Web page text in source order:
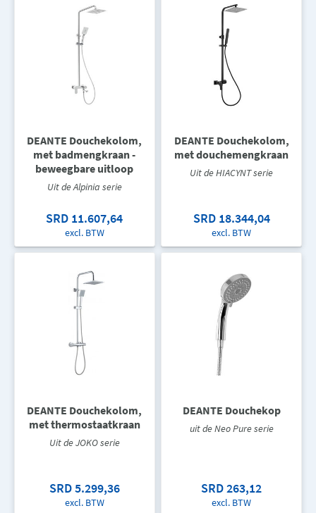
DEANTE Douchekolom,
met badmengkraan -
beweegbare uitloop
Uit de Alpinia serie
SRD 11.607,64
excl. BTW
DEANTE Douchekolom,
met douchemengkraan
Uit de HIACYNT serie
SRD 18.344,04
excl. BTW
DEANTE Douchekolom,
met thermostaatkraan
Uit de JOKO serie
SRD 5.299,36
excl. BTW
DEANTE Douchekop
uit de Neo Pure serie
SRD 263,12
excl. BTW